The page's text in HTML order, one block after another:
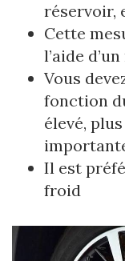
réservoir,
Cette
l’aide
Vous
fonction
élevé,
Il est
froid